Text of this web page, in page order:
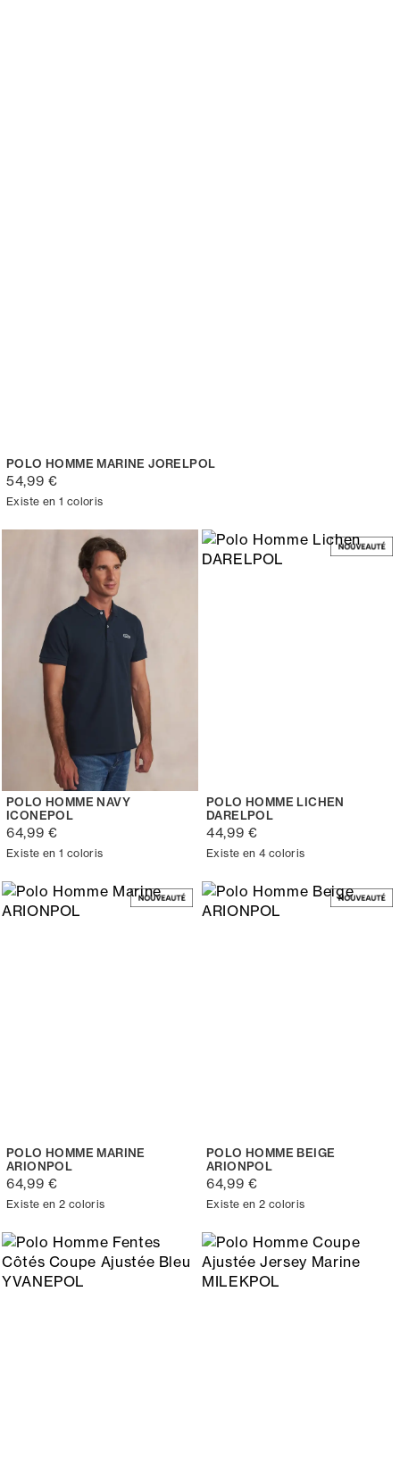
POLO HOMME MARINE JORELPOL
54,99 €
Existe en 1 coloris
POLO HOMME NAVY
ICONEPOL
64,99 €
Existe en 1 coloris
POLO HOMME LICHEN
DARELPOL
44,99 €
Existe en 4 coloris
POLO HOMME MARINE
ARIONPOL
64,99 €
Existe en 2 coloris
POLO HOMME BEIGE
ARIONPOL
64,99 €
Existe en 2 coloris